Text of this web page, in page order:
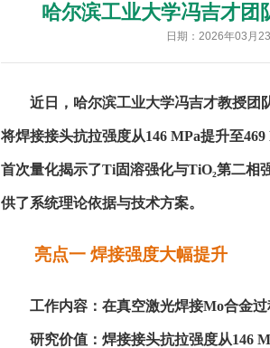
哈尔滨工业大学冯吉才
日期：2026年03月
近日，哈尔滨工业大学冯吉才教授团
将焊接接头抗拉强度从146 MPa提升至
首次量化揭示了Ti固溶强化与TiO₂第二相
供了系统理论依据与技术方案。
亮点一 焊接强度大幅提升
工作内容：在真空激光焊接Mo合金过
研究价值：焊接接头抗拉强度从146